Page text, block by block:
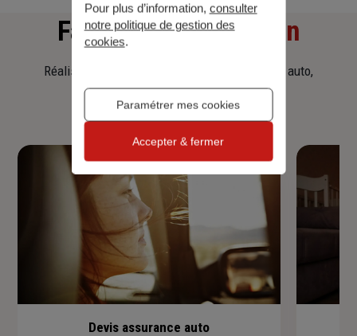
Faitesune simulation
Réalisez une simulation tarifaire d'assurance, auto,
habitation, prêt immobilier.
Devis assurance auto
Pour plus d’information, consulter
notre politique de gestion des
cookies.
Paramétrer mes cookies
Accepter & fermer